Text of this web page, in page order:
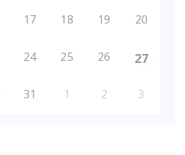
17 18 19 20
24 25 26 27
31 1 2 3